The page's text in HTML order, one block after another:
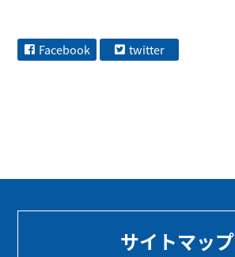
Facebook twitter
サイトマップ